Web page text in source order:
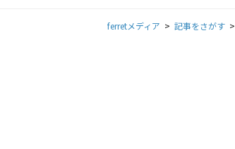
ferretメディア 記事をさがす